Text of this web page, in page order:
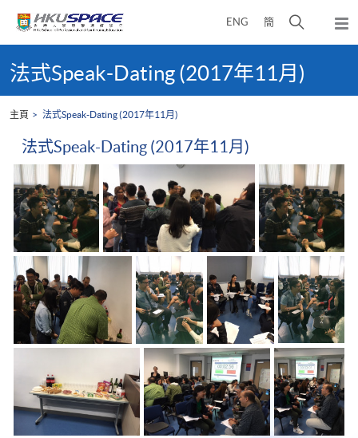
ENG 簡
開
尋
彈
出
單
content
start法式Speak-Dating (2017年11月)
主頁 法式Speak-Dating (2017年11月)
法式Speak-Dating (2017年11月)